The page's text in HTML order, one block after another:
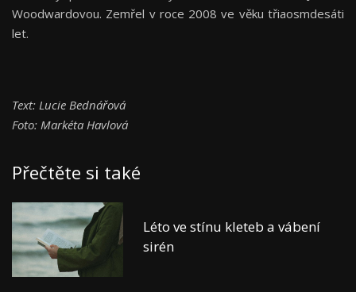
Woodwardovou. Zemřel v roce 2008 ve věku třiaosmdesáti
let.
Text: Lucie Bednářová
Foto: Markéta Havlová
Přečtěte si také
Léto ve stínu kleteb a vábení
sirén